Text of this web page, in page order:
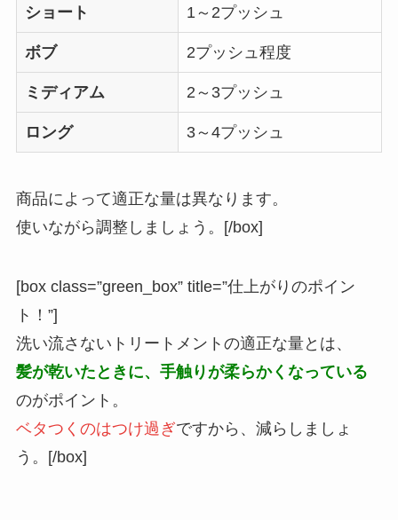
ショート 1～2プッシュ
ボブ 2プッシュ程度
ミディアム 2～3プッシュ
ロング 3～4プッシュ
商品によって適正な量は異なります。
使いながら調整しましょう。[/box]
[box class=”green_box” title=”仕上がりのポイン
ト！”]
洗い流さないトリートメントの適正な量とは、
髪が乾いたときに、手触りが柔らかくなっている
のがポイント。
ベタつくのはつけ過ぎですから、減らしましょ
う。[/box]